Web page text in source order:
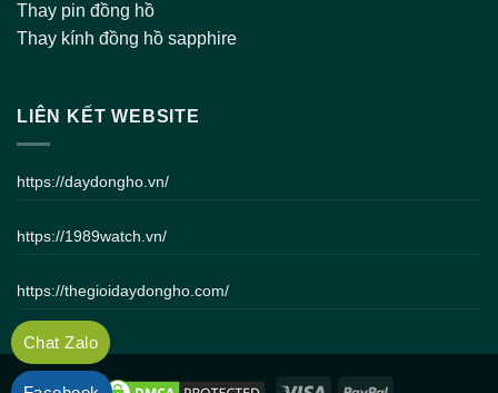
Thay pin đồng hồ
Thay kính đồng hồ sapphire
LIÊN KẾT WEBSITE
https://daydongho.vn/
https://1989watch.vn/
https://thegioidaydongho.com/
Chat Zalo